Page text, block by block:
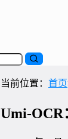
当前位置： 首页
Umi-OCR